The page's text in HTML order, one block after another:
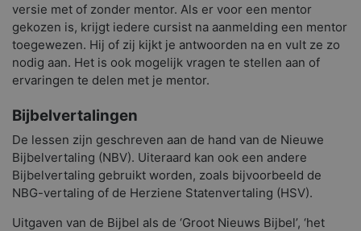
versie met of zonder mentor. Als er voor een mentor
gekozen is, krijgt iedere cursist na aanmelding een mentor
toegewezen. Hij of zij kijkt je antwoorden na en vult ze zo
nodig aan. Het is ook mogelijk vragen te stellen aan of
ervaringen te delen met je mentor.
Bijbelvertalingen
De lessen zijn geschreven aan de hand van de Nieuwe
Bijbelvertaling (NBV). Uiteraard kan ook een andere
Bijbelvertaling gebruikt worden, zoals bijvoorbeeld de
NBG-vertaling of de Herziene Statenvertaling (HSV).
Uitgaven van de Bijbel als de ‘Groot Nieuws Bijbel’, ‘het